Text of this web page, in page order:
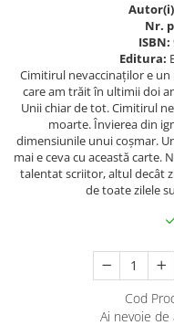
Spiritualitate/Ezoterism
Sport
Stiinte/Educatie
Nr.
ISBN:
Editura:
Cimitirul nevaccinaţilor e
care am trăit în ultimii doi
Unii chiar de tot. Cimitirul
moarte. Învierea din
dimensiunile unui coșmar.
mai e ceva cu această carte.
talentat scriitor, altul decât
de toate zilele
Cod
Ai nevoie de